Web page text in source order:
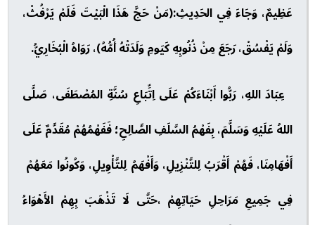
عَظِيمٌ، وَجَاءَ فِي الحَدِيثِ:(مَنْ حَجَّ هَذَا الْبَيْتَ فَلَمْ يَرْفُثْ،
وَلَمْ يَفْسُقْ، رَجَعَ مِنْ ذُنُوبِهِ كَيَومِ وَلَدَتْهُ أُمُّهُ)، رَوَاهُ الْبُخَارِيُّ.
عِبَادَ اللهِ، رَبُّوا أَبْنَاءَكُمْ عَلَى اِتِّبَاعِ سُنَّةِ المُصْطَفَى، صَلَّى
اللهُ عَلَيْهِ وَسَلَّمَ، بِفَهْمُ السَّلَفِ الصَّالِحِ؛ فَفَهْمُهُمْ مُقَدَّمٌ عَلَى
أَفْهَامِنَا، فَهُمْ أَقْرَبُ لِلتَّنْزِيلِ، وَأَفْهَمُ لِلتَّأْوِيلِ، وَكُونُوا مَعَهُمْ
فِي جَمِيعِ مَرَاحِلِ حَيَاتِهِمْ ،حَتَّى لَا تَذْهَبَ بِهِمْ الأَهْوَاءُ